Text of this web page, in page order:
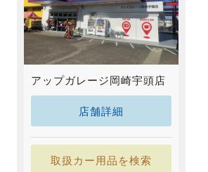
アップガレージ岡崎宇頭店
店舗詳細
取扱カー用品を検索